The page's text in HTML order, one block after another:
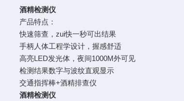
酒精检测仪
产品特点：
快速筛查，zui快一秒可出结果
手柄人体工程学设计，握感舒适
高亮LED发光体，夜间1000M外可见
检测结果数字与波纹直观显示
交通指挥棒+酒精排查仪
酒精检测仪